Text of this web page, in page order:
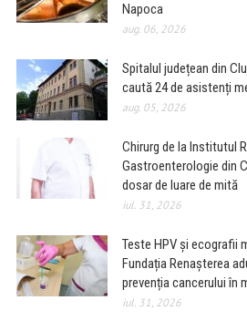
Napoca
aug. 06, 2026
Spitalul județean din
caută 24 de asistenți
aug. 05, 2026
Chirurg de la Institutul
Gastroenterologie din
dosar de luare de mită
iul. 31, 2026
Teste HPV și ecografii
Fundația Renașterea
prevenția cancerului în
iul. 31, 2026